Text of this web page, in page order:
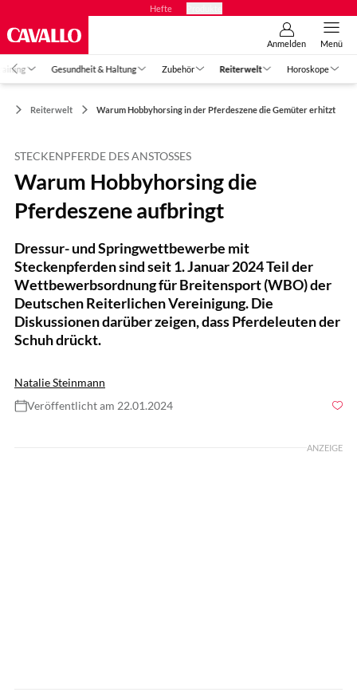
Hefte
Anmelden Menü
Gesundheit & Haltung Zubehör Reiterwelt Horoskope
Reiterwelt Warum Hobbyhorsing in der Pferdeszene die Gemüter erhitzt
STECKENPFERDE DES ANSTOSSES
Warum Hobbyhorsing die
Pferdeszene aufbringt
Dressur- und Springwettbewerbe mit
Steckenpferden sind seit 1. Januar 2024 Teil der
Wettbewerbsordnung für Breitensport (WBO) der
Deutschen Reiterlichen Vereinigung. Die
Diskussionen darüber zeigen, dass Pferdeleuten der
Schuh drückt.
Natalie Steinmann
Veröffentlicht am 22.01.2024
ANZEIGE